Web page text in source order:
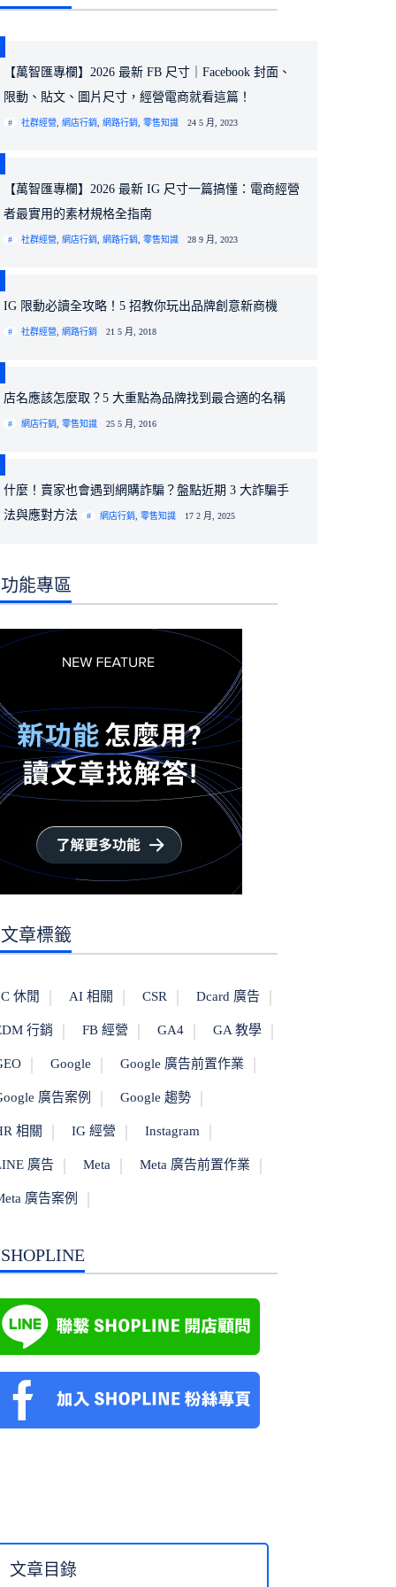
【萬智匯專欄】2026 最新 FB 尺寸｜Facebook 封面、
限動、貼文、圖片尺寸，經營電商就看這篇！
社群經營, 網店行銷, 網路行銷, 零售知識 24 5 月, 2023
【萬智匯專欄】2026 最新 IG 尺寸一篇搞懂：電商經營
者最實用的素材規格全指南
社群經營, 網店行銷, 網路行銷, 零售知識 28 9 月, 2023
IG 限動必讀全攻略！5 招教你玩出品牌創意新商機
社群經營, 網路行銷 21 5 月, 2018
店名應該怎麼取？5 大重點為品牌找到最合適的名稱
網店行銷, 零售知識 25 5 月, 2016
什麼！賣家也會遇到網購詐騙？盤點近期 3 大詐騙手
法與應對方法
網店行銷, 零售知識 17 2 月, 2025
功能專區
文章標籤
休閒 AI 相關 CSR Dcard 廣告
行銷 FB 經營 GA4 GA 教學
Google Google 廣告前置作業
廣告案例 Google 趨勢
相關 IG 經營 Instagram
廣告 Meta Meta 廣告前置作業
廣告案例
SHOPLINE